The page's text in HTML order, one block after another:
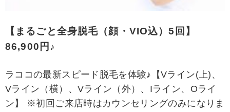
【まるごと全身脱毛（顔・VIO込）5回】
86,900円♪
ラココの最新スピード脱毛を体験♪【Vライン(上)、
Vライン（横）、Vライン（外）、Iライン、Oライ
ン】 ※初回ご来店時はカウンセリングのみになりま